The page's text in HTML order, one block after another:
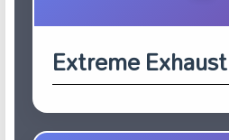
Extreme